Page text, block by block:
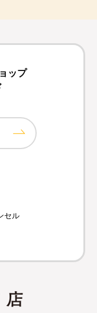
ップ
セル